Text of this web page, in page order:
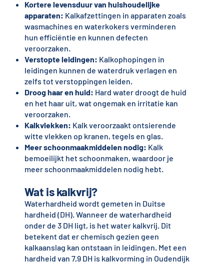
Kortere levensduur van huishoudelijke
apparaten: Kalkafzettingen in apparaten zoals
wasmachines en waterkokers verminderen
hun efficiëntie en kunnen defecten
veroorzaken.
Verstopte leidingen: Kalkophopingen in
leidingen kunnen de waterdruk verlagen en
zelfs tot verstoppingen leiden.
Droog haar en huid: Hard water droogt de huid
en het haar uit, wat ongemak en irritatie kan
veroorzaken.
Kalkvlekken: Kalk veroorzaakt ontsierende
witte vlekken op kranen, tegels en glas.
Meer schoonmaakmiddelen nodig: Kalk
bemoeilijkt het schoonmaken, waardoor je
meer schoonmaakmiddelen nodig hebt.
Wat is kalkvrij?
Waterhardheid wordt gemeten in Duitse
hardheid (DH). Wanneer de waterhardheid
onder de 3 DH ligt, is het water kalkvrij. Dit
betekent dat er chemisch gezien geen
kalkaanslag kan ontstaan in leidingen. Met een
hardheid van 7,9 DH is kalkvorming in Oudendijk